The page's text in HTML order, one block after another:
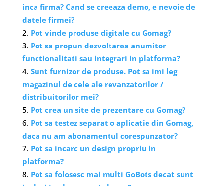
inca firma? Cand se creeaza demo, e nevoie de
datele firmei?
Pot vinde produse digitale cu Gomag?
Pot sa propun dezvoltarea anumitor
functionalitati sau integrari in platforma?
Sunt furnizor de produse. Pot sa imi leg
magazinul de cele ale revanzatorilor /
distribuitorilor mei?
Pot crea un site de prezentare cu Gomag?
Pot sa testez separat o aplicatie din Gomag,
daca nu am abonamentul corespunzator?
Pot sa incarc un design propriu in
platforma?
Pot sa folosesc mai multi GoBots decat sunt